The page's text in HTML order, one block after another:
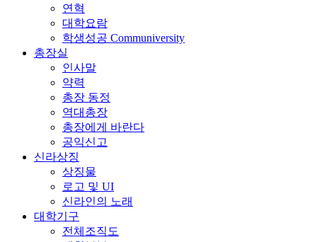
연혁
대학요람
학생성공 Communiversity
총장실
인사말
약력
총장 동정
역대총장
총장에게 바란다
공익신고
신라상징
상징물
로고 및 UI
신라인의 노래
대학기구
전체조직도